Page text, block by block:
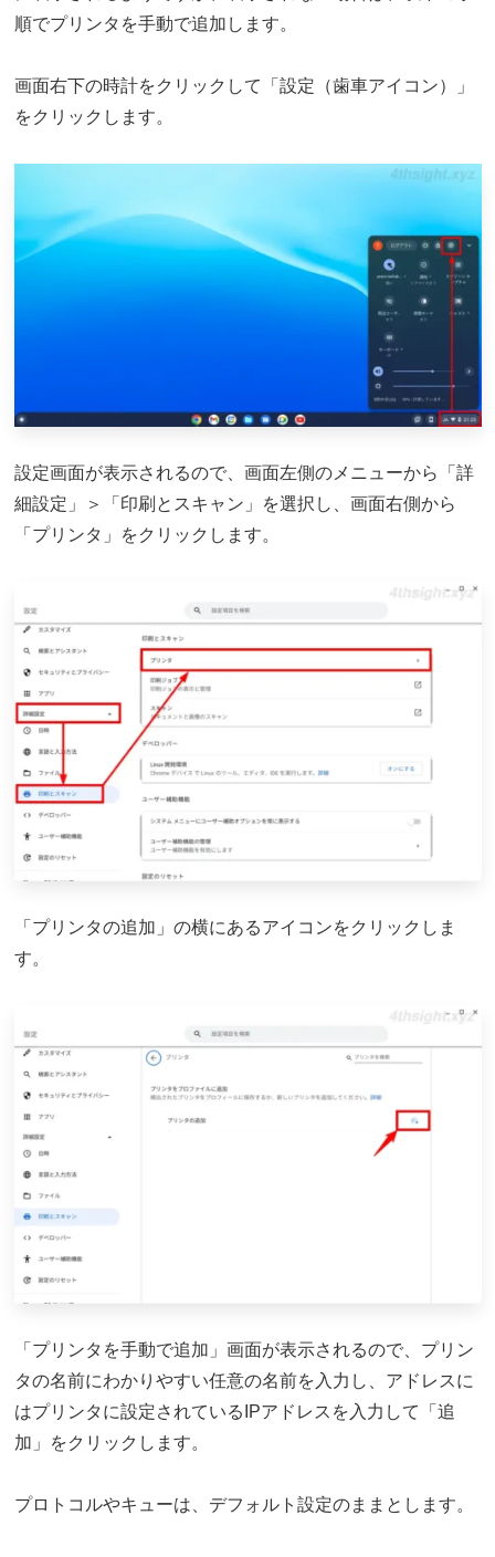
順でプリンタを手動で追加します。
画面右下の時計をクリックして「設定（歯車アイコン）」
をクリックします。
設定画面が表示されるので、画面左側のメニューから「詳
細設定」＞「印刷とスキャン」を選択し、画面右側から
「プリンタ」をクリックします。
「プリンタの追加」の横にあるアイコンをクリックしま
す。
「プリンタを手動で追加」画面が表示されるので、プリン
タの名前にわかりやすい任意の名前を入力し、アドレスに
はプリンタに設定されているIPアドレスを入力して「追
加」をクリックします。
プロトコルやキューは、デフォルト設定のままとします。